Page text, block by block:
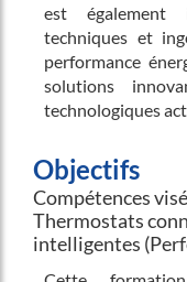
est également
techniques et
performance
solutions
technologiques
Objectifs
Compétences
Thermostats
intelligentes